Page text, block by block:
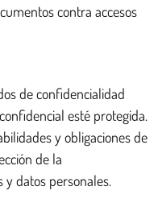
contra accesos
de confidencialidad
esté protegida.
y obligaciones de
de la
datos personales.